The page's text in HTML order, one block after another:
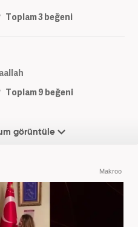
Toplam3beğeni
Toplam9 beğeni
görüntüle
Makroo